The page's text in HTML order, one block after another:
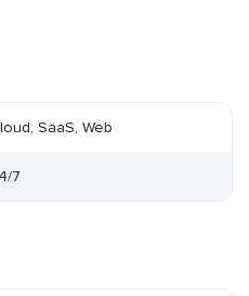
SaaS, Web
7